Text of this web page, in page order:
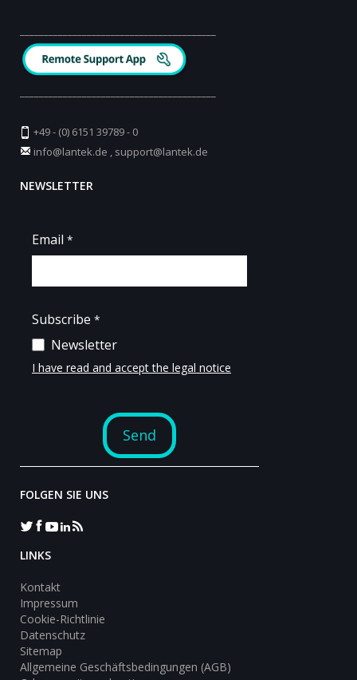
+49 - (0) 6151 39789 - 0
info@lantek.de
support@lantek.de
NEWSLETTER
FOLGEN SIE UNS
LINKS
Kontakt
Impressum
Cookie-Richtlinie
Datenschutz
Sitemap
Allgemeine Geschäftsbedingungen (AGB)